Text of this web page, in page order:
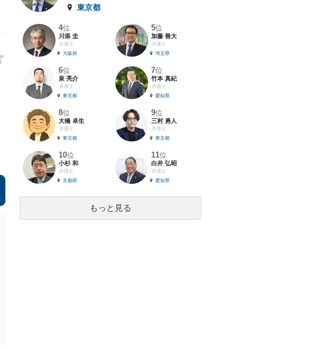
東京都
4位
川添 圭
弁護士
大阪府
5位
加藤 善大
弁護士
埼玉県
6位
泉 亮介
弁護士
東京都
7位
竹本 真紀
弁護士
愛知県
8位
大橋 卓生
弁護士
東京都
9位
三村 勇人
弁護士
東京都
10位
小杉 和
弁護士
京都府
11位
白井 弘昭
弁護士
愛知県
もっと見る